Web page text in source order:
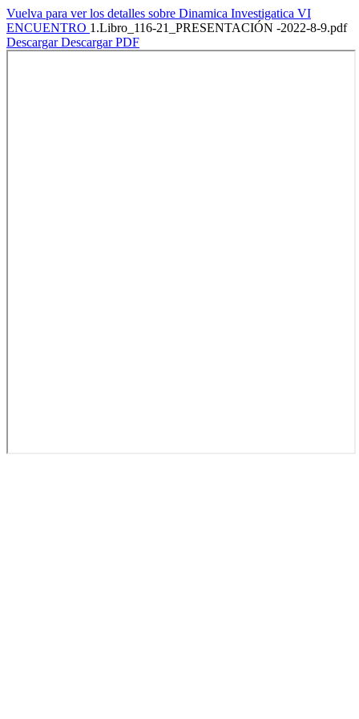
Vuelva para ver los detalles sobre Dinamica Investigatica VI
ENCUENTRO 1.Libro_116-21_PRESENTACIÓN -2022-8-9.pdf
DescargarDescargar PDF